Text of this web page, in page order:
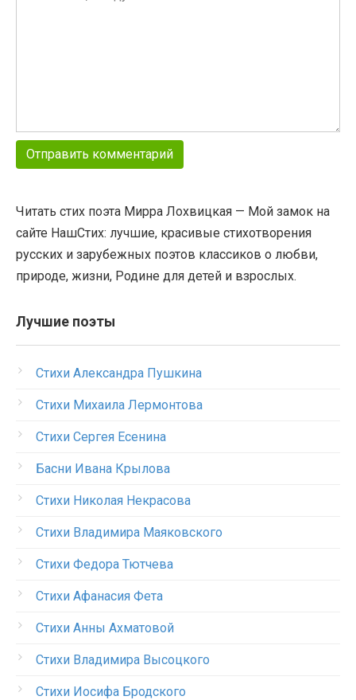
Читать стих поэта Мирра Лохвицкая — Мой замок на
сайте НашСтих: лучшие, красивые стихотворения
русских и зарубежных поэтов классиков о любви,
природе, жизни, Родине для детей и взрослых.
Лучшие поэты
Стихи Александра Пушкина
Стихи Михаила Лермонтова
Стихи Сергея Есенина
Басни Ивана Крылова
Стихи Николая Некрасова
Стихи Владимира Маяковского
Стихи Федора Тютчева
Стихи Афанасия Фета
Стихи Анны Ахматовой
Стихи Владимира Высоцкого
Стихи Иосифа Бродского